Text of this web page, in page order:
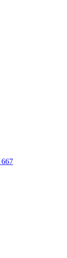
667